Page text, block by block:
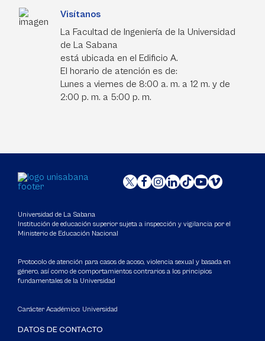
Visítanos
La Facultad de Ingeniería de la Universidad
de La Sabana
está ubicada en el Edificio A.
El horario de atención es de:
Lunes a viernes de 8:00 a. m. a 12 m. y de
2:00 p. m. a 5:00 p. m.
Universidad de La Sabana
Institución de educación superior sujeta a inspección y vigilancia por el
Ministerio de Educación Nacional
Protocolo de atención para casos de acoso, violencia sexual y basada en
género, así como de comportamientos contrarios a los principios
fundamentales de la Universidad
Carácter Académico: Universidad
DATOS DE CONTACTO